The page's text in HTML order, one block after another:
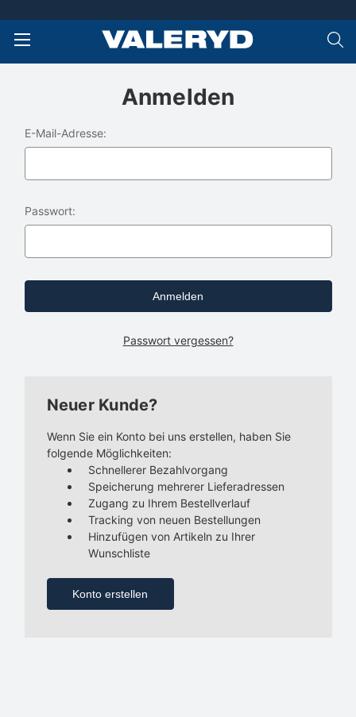
Anmelden
E-Mail-Adresse:
Passwort:
Passwort vergessen?
Neuer Kunde?
Wenn Sie ein Konto bei uns erstellen, haben Sie
folgende Möglichkeiten:
Schnellerer Bezahlvorgang
Speicherung mehrerer Lieferadressen
Zugang zu Ihrem Bestellverlauf
Tracking von neuen Bestellungen
Hinzufügen von Artikeln zu Ihrer
Wunschliste
Konto erstellen